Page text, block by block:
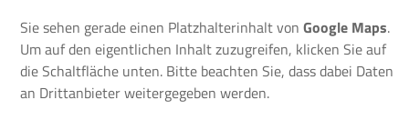
Sie sehen gerade einen Platzhalterinhalt vonGoogle Maps.
Um auf den eigentlichen Inhalt zuzugreifen, klicken Sie auf
die Schaltfläche unten. Bitte beachten Sie, dass dabei Daten
an Drittanbieter weitergegeben werden.